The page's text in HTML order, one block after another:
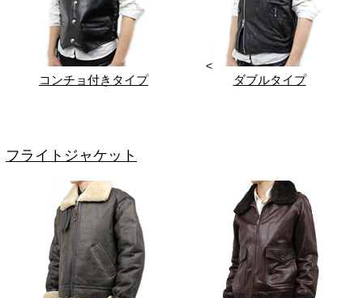
コンチョ付きタイプ
<
ダブルタイプ
フライトジャケット